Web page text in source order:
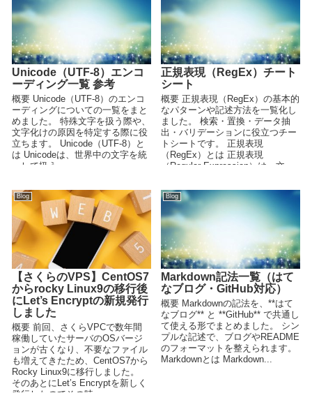
Unicode（UTF-8）エンコ
ーディング一覧 参考
概要 Unicode（UTF-8）のエンコ
ーディングについての一覧をまと
めました。 特殊文字を扱う際や、
文字化けの原因を特定する際に役
立ちます。 Unicode（UTF-8）と
は Unicodeは、世界中の文字を統
一して扱う...
正規表現（RegEx）チート
シート
概要 正規表現（RegEx）の基本的
なパターンや記述方法を一覧化し
ました。 検索・置換・データ抽
出・バリデーションに役立つチー
トシートです。 正規表現
（RegEx）とは 正規表現
（Regular Expression）は、文...
Blog
【さくらのVPS】CentOS7
からrocky Linux9の移行後
にLet’s Encryptの新規発行
しました
概要 前回、さくらVPCで数年間
稼働していたサーバのOSバージ
ョンが古くなり、不要なファイル
も増えてきたため、CentOS7から
Rocky Linux9に移行しました。
そのあとにLet’s Encryptを新しく
発行したのでその時...
Blog
Markdown記法一覧（はて
なブログ・GitHub対応）
概要 Markdownの記法を、**はて
なブログ** と **GitHub** で共通し
て使える形でまとめました。 シン
プルな記述で、ブログやREADME
のフォーマットを整えられます。
Markdownとは Markdown...